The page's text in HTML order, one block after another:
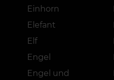
Einhorn
Elefant
Elf
Engel
Engel und